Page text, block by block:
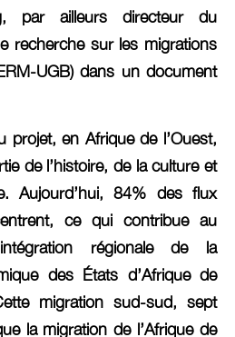
par ailleurs directeur du
recherche sur les migrations
UGB) dans un document
projet, en Afrique de l’Ouest,
de l’histoire, de la culture et
Aujourd’hui, 84% des flux
ce qui contribue au
régionale de la
des États d’Afrique de
migration sud-sud, sept
la migration de l’Afrique de